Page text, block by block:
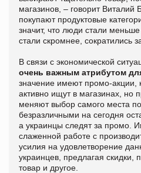
магазинов, – говорит
покупают продуктовые
значит, что люди стали
стали скромнее, сократились
В связи с экономической
очень важным атрибутом
значение имеют промо-акции,
активно ищут в магазинах, но
меняют выбор самого места
безразличными на сегодня
а украинцы следят за промо.
слаженной работе с
усилия на удовлетворение
украинцев, предлагая скидки,
товар и другое.